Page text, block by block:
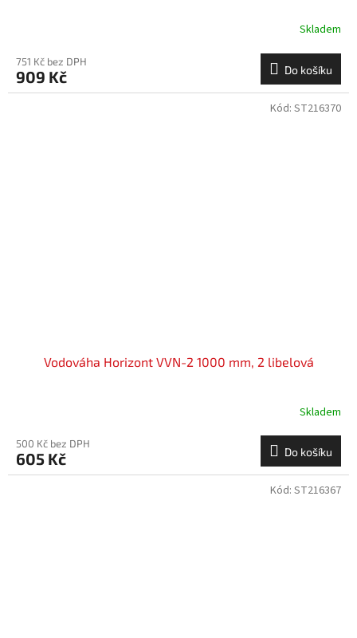
Skladem
751 Kč bez DPH
909 Kč Do košíku
Vodováha Horizont VVN-2 1000 mm, 2 libelová
Skladem
500 Kč bez DPH
605 Kč Do košíku
Kód: ST216370
Kód: ST216367